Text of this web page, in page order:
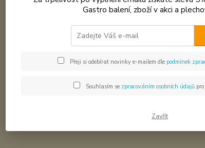
Gastro balení, zboží v akci a
Přeji si odebírat novinky e-mailem dle podmínek
Souhlasím se zpracováním osobních údajůpro
Zavřít